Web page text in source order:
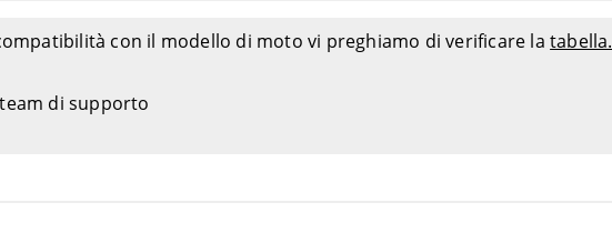
con il modello di moto vi preghiamo di verificare latabella.
di supporto